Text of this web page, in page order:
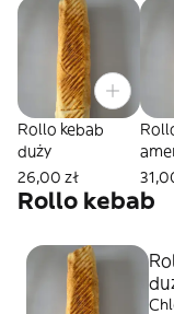
Rollo kebab
duży
26,00 zł
duże
Rollo kebab